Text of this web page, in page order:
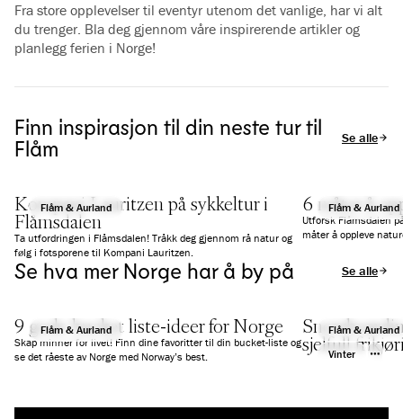
Fra store opplevelser til eventyr utenom det vanlige, har vi alt
du trenger. Bla deg gjennom våre inspirerende artikler og
planlegg ferien i Norge!
Finn inspirasjon til din neste tur til
Flåm
Se alle
Flåm & Aurland
Kompani Lauritzen på sykkeltur i
Flåmsdalen
Ta utfordringen i Flåmsdalen! Tråkk deg gjennom rå natur og
følg i fotsporene til Kompani Lauritzen.
Flåm & Aurland
6 måter å
Utforsk Flåmsdalen
måter å oppleve
Se hva mer Norge har å by på Se alle
Flåm & Aurland
9 gode bucket liste-ideer for Norge
Skap minner for livet! Finn dine favoritter til din bucket-liste og
se det råeste av Norge med Norway’s best.
Flåm & Aurland
Vinter
sjelfull